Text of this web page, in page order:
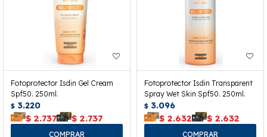
Fotoprotector Isdin Gel Cream
Spf50. 250ml.
$ 3.220
$ 2.737 $ 2.737
Fotoprotector Isdin Transparent
Spray Wet Skin Spf50. 250ml.
$ 3.096
$ 2.632 $ 2.632